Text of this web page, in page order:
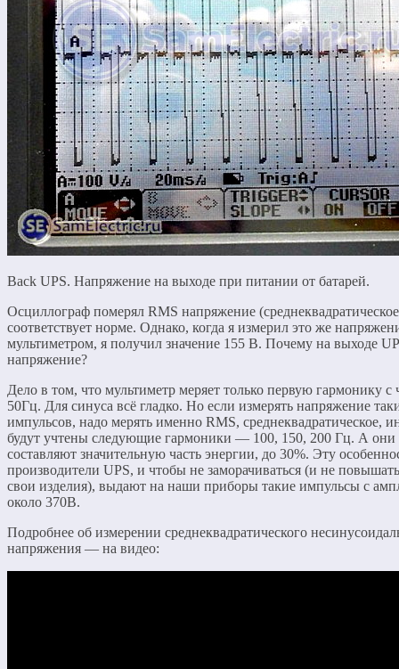
Back UPS. Напряжение на выходе при питании от батарей.
Осциллограф померял RMS напряжение
соответствует норме. Однако, когда я измерил это же
мультиметром, я получил значение 155 В. Почему на выходе
напряжение?
Дело в том, что мультиметр меряет только первую гармонику с
50Гц. Для синуса всё гладко. Но если измерять напряжение
импульсов, надо мерять именно RMS, среднеквадратическое,
будут учтены следующие гармоники — 100, 150, 200 Гц. А они
составляют значительную часть энергии, до 30%. Эту
производители UPS, и чтобы не заморачиваться (и не
свои изделия), выдают на наши приборы такие импульсы с
около 370В.
Подробнее об измерении среднеквадратического
напряжения — на видео: